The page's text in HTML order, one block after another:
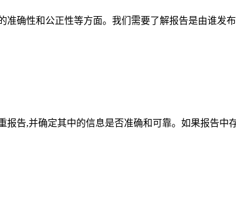
确性和公正性等方面。我们需要了解报告是由谁发
告,并确定其中的信息是否准确和可靠。如果报告